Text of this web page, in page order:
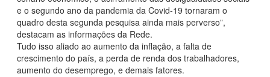
e o segundo ano da pandemia da Covid-19 tornaram o
quadro desta segunda pesquisa ainda mais perverso”,
destacam as informações da Rede.
Tudo isso aliado ao aumento da inflação, a falta de
crescimento do país, a perda de renda dos trabalhadores,
aumento do desemprego, e demais fatores.